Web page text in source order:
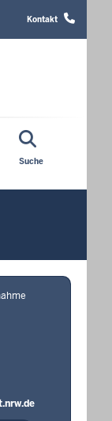
TopKontakt
Suche